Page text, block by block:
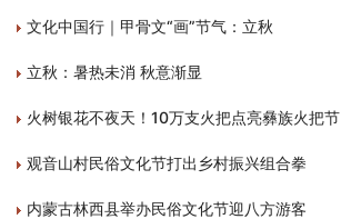
文化中国行｜甲骨文“画”节气：立秋
立秋：暑热未消 秋意渐显
火树银花不夜天！10万支火把点亮彝族火把节
观音山村民俗文化节打出乡村振兴组合拳
内蒙古林西县举办民俗文化节迎八方游客